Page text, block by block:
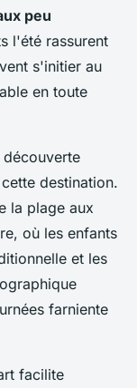
peu
l'été rassurent
s'initier au
en toute
destination.
la plage aux
où les enfants
et les
farniente
facilite